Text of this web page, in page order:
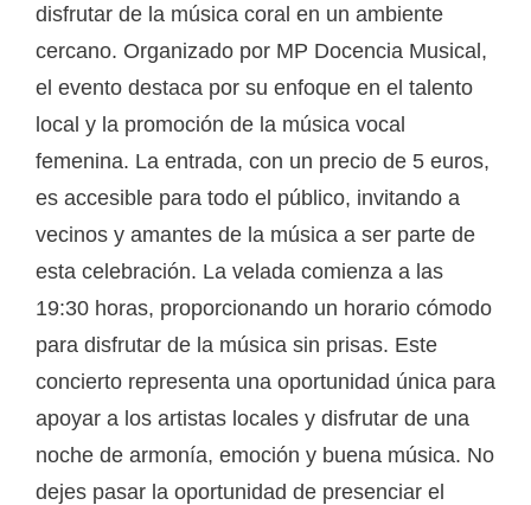
disfrutar de la música coral en un ambiente
cercano. Organizado por MP Docencia Musical,
el evento destaca por su enfoque en el talento
local y la promoción de la música vocal
femenina. La entrada, con un precio de 5 euros,
es accesible para todo el público, invitando a
vecinos y amantes de la música a ser parte de
esta celebración. La velada comienza a las
19:30 horas, proporcionando un horario cómodo
para disfrutar de la música sin prisas. Este
concierto representa una oportunidad única para
apoyar a los artistas locales y disfrutar de una
noche de armonía, emoción y buena música. No
dejes pasar la oportunidad de presenciar el